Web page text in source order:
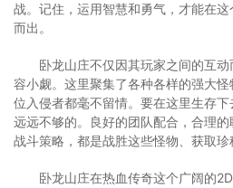
战。记住，运用智慧和勇气，才能在
而出。
卧龙山庄不仅因其玩家之间的互
容小觑。这里聚集了各种各样的强大
位入侵者都毫不留情。要在这里生存
远远不够的。良好的团队配合，合理
战斗策略，都是战胜这些怪物、获取珍
卧龙山庄在热血传奇这个广阔的